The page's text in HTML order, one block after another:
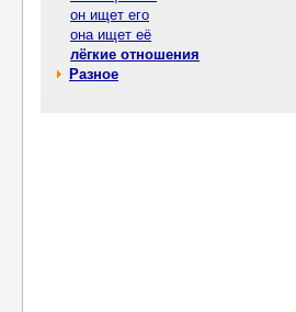
он ищет его
она ищет её
лёгкие отношения
Разное